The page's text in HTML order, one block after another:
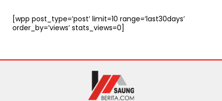
[wpp post_type=’post’ limit=10 range=’last30days’
order_by=’views’ stats_views=0]